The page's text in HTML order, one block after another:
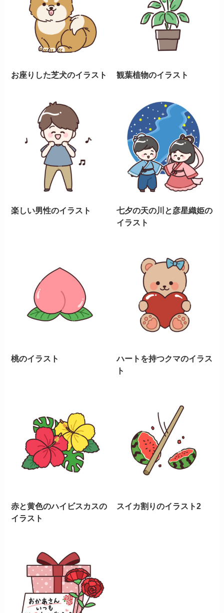
お座りした芝犬のイラスト 観葉植物のイラスト
楽しい男性のイラスト
七夕の天の川と彦星織姫の
イラスト
桃のイラスト
ハートを持つクマのイラス
ト
赤と黄色のハイビスカスの
イラスト
スイカ割りのイラスト2